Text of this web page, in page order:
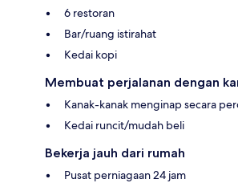
6 restoran
Bar/ruang istirahat
Kedai kopi
Membuat perjalanan dengan
Kanak-kanak menginap secara
Kedai runcit/mudah beli
Bekerja jauh dari rumah
Pusat perniagaan 24 jam